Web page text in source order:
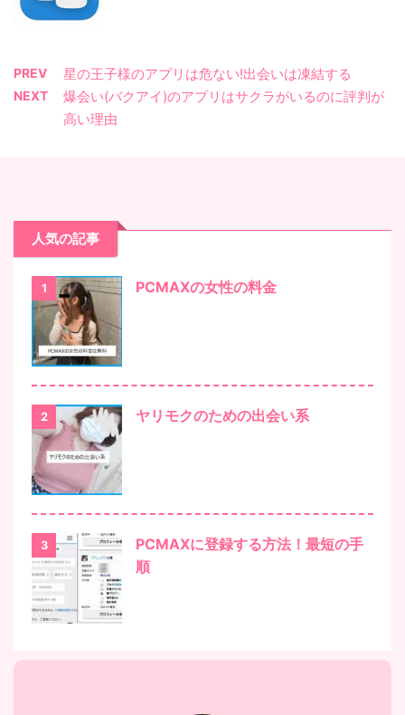
PREV 星の王子様のアプリは危ない!出会いは凍結する
NEXT
爆会い(バクアイ)のアプリはサクラがいるのに評判が
高い理由
人気の記事
1 PCMAXの女性の料金
2 ヤリモクのための出会い系
3
PCMAXに登録する方法！最短の手
順